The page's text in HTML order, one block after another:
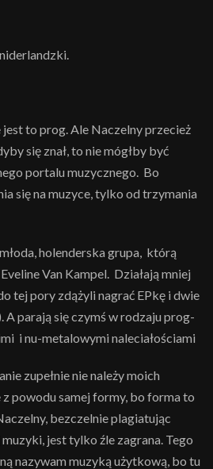
jest to prog. Ale Naczelny przecież
się znał, to nie mógłby być
portalu muzycznego. Bo
się na muzyce, tylko od trzymania
holenderska grupa, którą
Van Kampel. Działają mniej
tej pory zdążyli nagrać EPkę i dwie
A parają się czymś w rodzaju prog-
i nu-metalowymi naleciałościami
zupełnie nie należy moich
powodu samej formy, bo forma to
bezczelnie plagiatując
muzyki, jest tylko źle zagrana. Tego
nazywam muzyką użytkową, bo tu